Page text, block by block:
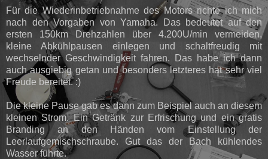
Für die Wiederinbetriebnahme des Motors richte ich mich
nach den Vorgaben von Yamaha. Das bedeutet auf den
ersten 150km Drehzahlen über 4.200U/min vermeiden,
kleine Abkühlpausen einlegen und schaltfreudig mit
wechselnder Geschwindigkeit fahren. Das habe ich dann
auch ausgiebig getan und besonders letzteres hat sehr viel
Freude bereitet. :)
Die kleine Pause gab es dann zum Beispiel auch an diesem
kleinen Strom. Ein Getränk zur Erfrischung und ein gratis
Branding an den Händen vom Einstellung der
Leerlaufgemischschraube. Gut das der Bach kühlendes
Wasser führte.